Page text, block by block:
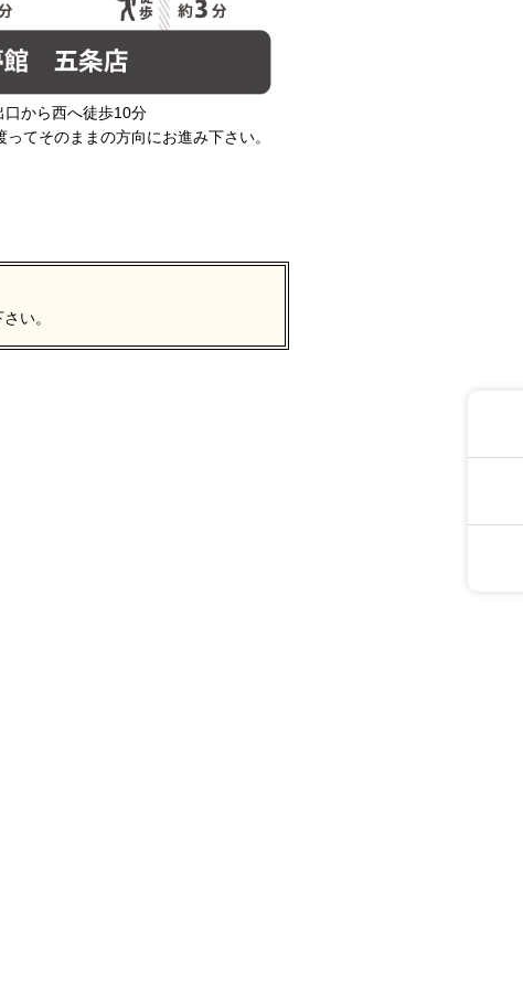
から西へ徒歩10分
てそのままの方向にお進み下さい。
い。